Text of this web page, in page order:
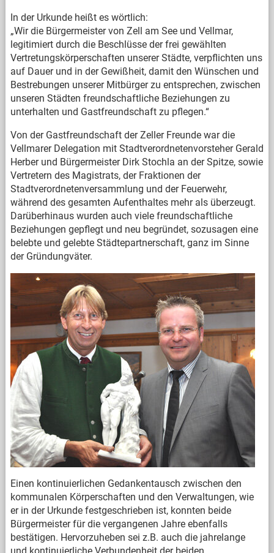
In der Urkunde heißt es wörtlich:
„Wir die Bürgermeister von Zell am See und Vellmar,
legitimiert durch die Beschlüsse der frei gewählten
Vertretungskörperschaften unserer Städte, verpflichten uns
auf Dauer und in der Gewißheit, damit den Wünschen und
Bestrebungen unserer Mitbürger zu entsprechen, zwischen
unseren Städten freundschaftliche Beziehungen zu
unterhalten und Gastfreundschaft zu pflegen.“
Von der Gastfreundschaft der Zeller Freunde war die
Vellmarer Delegation mit Stadtverordnetenvorsteher Gerald
Herber und Bürgermeister Dirk Stochla an der Spitze, sowie
Vertretern des Magistrats, der Fraktionen der
Stadtverordnetenversammlung und der Feuerwehr,
während des gesamten Aufenthaltes mehr als überzeugt.
Darüberhinaus wurden auch viele freundschaftliche
Beziehungen gepflegt und neu begründet, sozusagen eine
belebte und gelebte Städtepartnerschaft, ganz im Sinne
der Gründungväter.
Einen kontinuierlichen Gedankentausch zwischen den
kommunalen Körperschaften und den Verwaltungen, wie
er in der Urkunde festgeschrieben ist, konnten beide
Bürgermeister für die vergangenen Jahre ebenfalls
bestätigen. Hervorzuheben sei z.B. auch die jahrelange